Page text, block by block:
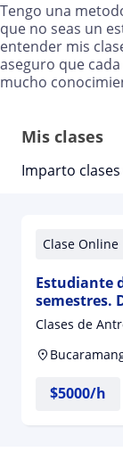
Tengo una
que no seas un
entender mis
aseguro que
mucho
Mis clases
Imparto clases
Clase Online
Estudiante
semestres.
Clases de
$5000/h